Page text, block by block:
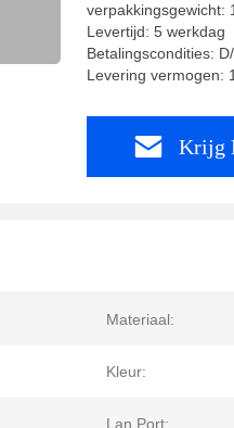
verpakkingsgewicht:
Levertijd: 5 werkdag
Betalingscondities:
Levering vermogen:
Krijg
Materiaal:
Kleur:
Lan Port: